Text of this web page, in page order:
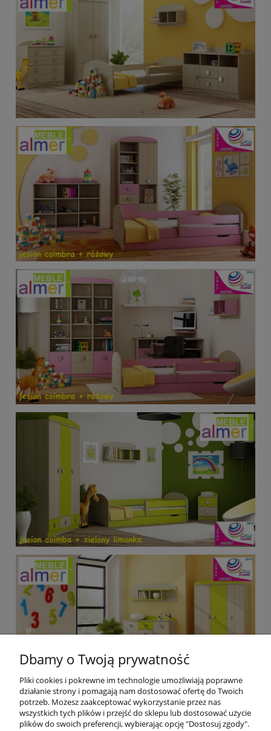
Pomoc
Dbamy o Twoją prywatność
Pliki cookies i pokrewne im technologie umożliwiają poprawne
działanie strony i pomagają nam dostosować ofertę do Twoich
potrzeb. Możesz zaakceptować wykorzystanie przez nas
wszystkich tych plików i przejść do sklepu lub dostosować użycie
plików do swoich preferencji, wybierając opcję "Dostosuj zgody".